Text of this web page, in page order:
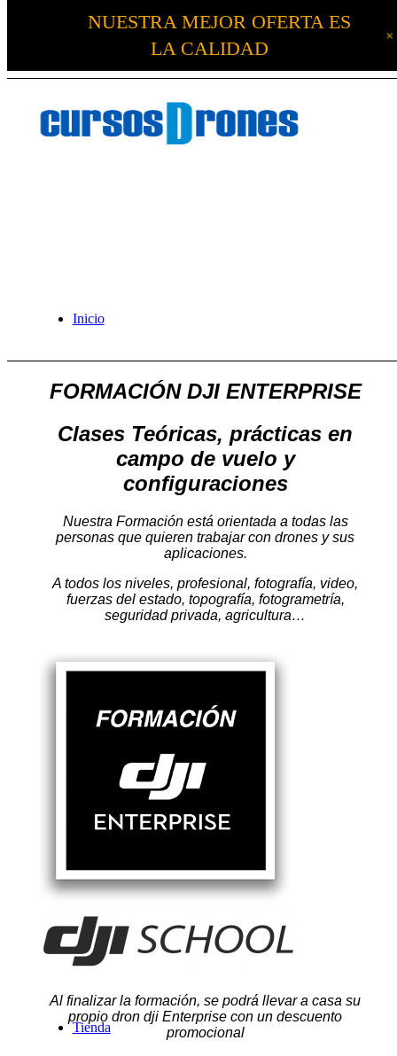
Inicio
Servicios
Tienda
FORMACIÓN DJI ENTERPRISE
Clases Teóricas, prácticas en
campo de vuelo y
configuraciones
Nuestra Formación está orientada a todas las
personas que quieren trabajar con drones y sus
aplicaciones.
A todos los niveles, profesional, fotografía, video,
fuerzas del estado, topografía, fotogrametría,
seguridad privada, agricultura…
Al finalizar la formación, se podrá llevar a casa su
propio dron dji Enterprise con un descuento
promocional
NUESTRA MEJOR OFERTA ES
LA CALIDAD